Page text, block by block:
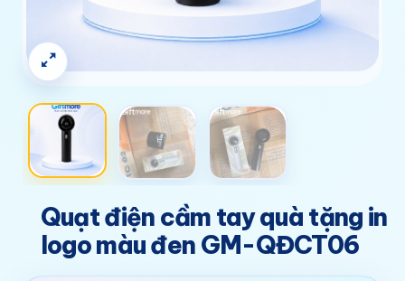
Quạt điện cầm tay quà tặng in
logo màu đen GM-QĐCT06